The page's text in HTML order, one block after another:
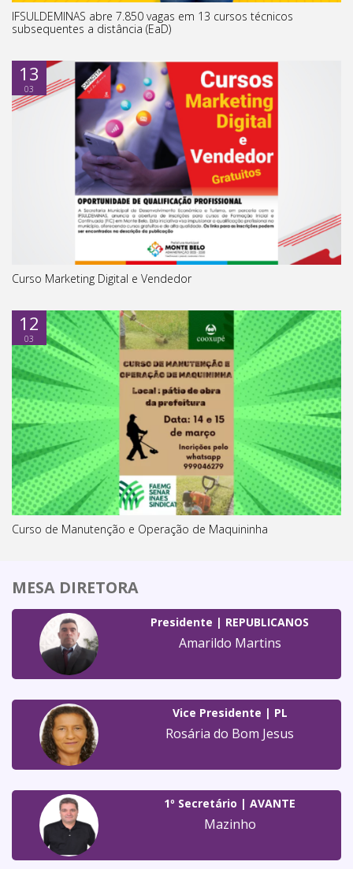
IFSULDEMINAS abre 7.850 vagas em 13 cursos técnicos
subsequentes a distância (EaD)
13
03
Curso Marketing Digital e Vendedor
12
03
Curso de Manutenção e Operação de Maquininha
MESA DIRETORA
Presidente | REPUBLICANOS
Amarildo Martins
Vice Presidente | PL
Rosária do Bom Jesus
1º Secretário | AVANTE
Mazinho